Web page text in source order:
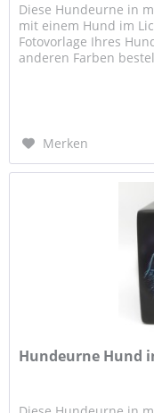
Diese Hundeurne in
mit einem Hund im
Fotovorlage Ihres
anderen Farben
Merken
Hundeurne Hund